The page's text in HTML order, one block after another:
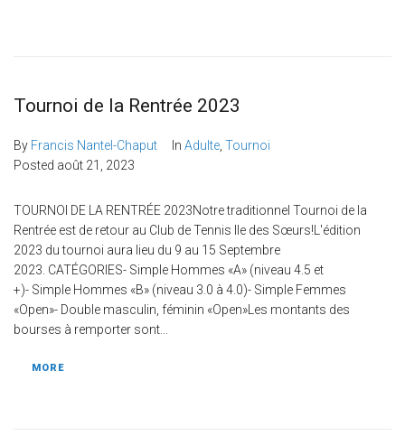
Tournoi de la Rentrée 2023
By Francis Nantel-Chaput In Adulte, Tournoi
Posted août 21, 2023
TOURNOI DE LA RENTRÉE 2023Notre traditionnel Tournoi de la
Rentrée est de retour au Club de Tennis Ile des Sœurs!L'édition
2023 du tournoi aura lieu du 9 au 15 Septembre
2023. CATÉGORIES- Simple Hommes «A» (niveau 4.5 et
+)- Simple Hommes «B» (niveau 3.0 à 4.0)- Simple Femmes
«Open»- Double masculin, féminin «Open»Les montants des
bourses à remporter sont...
MORE